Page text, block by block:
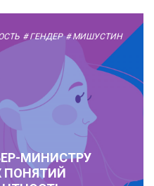
# ГЕНДЕР # МИШУСТИН
МИНИСТРУ